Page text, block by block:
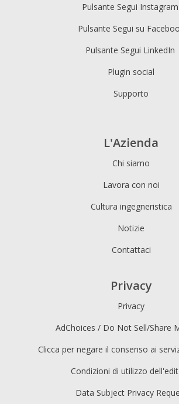
Pulsante Segui Instagram
Pulsante Segui su
Pulsante Segui LinkedIn
Plugin social
Supporto
L'Azienda
Chi siamo
Lavora con noi
Cultura ingegneristica
Notizie
Contattaci
Privacy
Privacy
AdChoices / Do Not Sell/Share
Clicca per negare il consenso ai
Condizioni di utilizzo
Data Subject Privacy